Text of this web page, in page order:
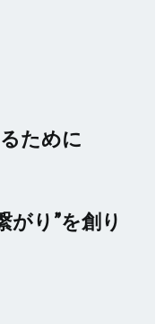
ために
がり”を創り